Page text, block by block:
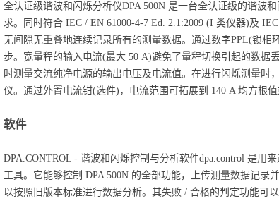
全认证级谐波和闪烁分析仪DPA 500N 是一台全认证级的谐波
求。同时符合 IEC / EN 61000-4-7 Ed. 2.1:2009 (I 类仪器)及
无间隙无重叠地连续记录所有的测量数据。通过数字PPL(锁相
步。宽量程的输入电流(最大 50 A)避免了量程切换引起的数据
时测量交流纯净电源的输出电压及电流值。在进行闪烁测量时
仪。通过外置电流钳(选件)，电流范围可拓展到 140 A 均方根值
软件
DPA.CONTROL - 谐波和闪烁控制与分析软件dpa.control 是用
工具。它能够控制 DPA 500N 的全部功能，上传测量数据记录
以按照旧版本标准进行数据分析。其失败 / 合格的判定功能可